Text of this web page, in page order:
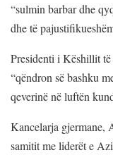
“sulmin barbar dhe
dhe të
Presidenti i Këshillit
“qëndron së bashku
qeverinë në luftën
Kancelarja gjermane,
samitit me liderët e